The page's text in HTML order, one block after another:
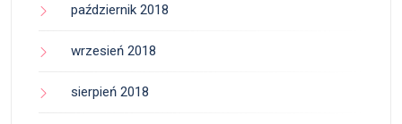
październik 2018
wrzesień 2018
sierpień 2018